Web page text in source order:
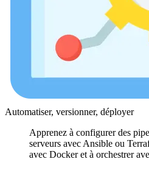
Automatiser, versionner, déployer
Apprenez à configurer des
serveurs avec Ansible ou
avec Docker et à orchestrer